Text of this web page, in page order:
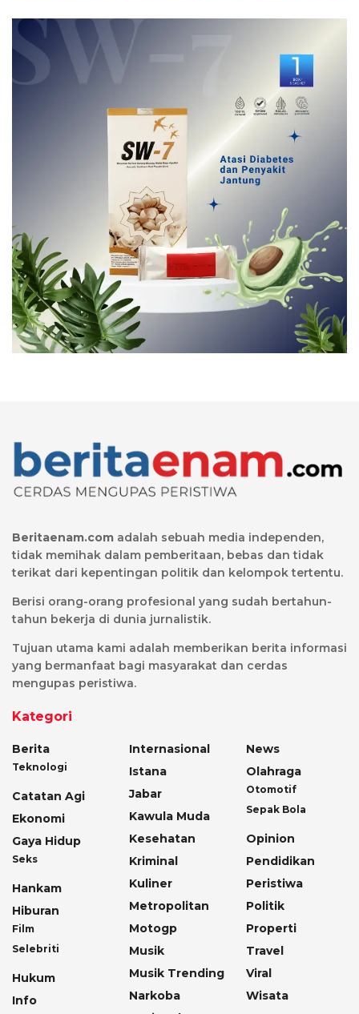
Beritaenam.com adalah sebuah media independen,
tidak memihak dalam pemberitaan, bebas dan tidak
terikat dari kepentingan politik dan kelompok tertentu.
Berisi orang-orang profesional yang sudah bertahun-
tahun bekerja di dunia jurnalistik.
Tujuan utama kami adalah memberikan berita informasi
yang bermanfaat bagi masyarakat dan cerdas
mengupas peristiwa.
Kategori
Berita
Teknologi
Catatan Agi
Ekonomi
Gaya Hidup
Seks
Hankam
Hiburan
Film
Selebriti
Hukum
Info
Internasional
Istana
Jabar
Kawula Muda
Kesehatan
Kriminal
Kuliner
Metropolitan
Motogp
Musik
Musik Trending
Narkoba
News
Olahraga
Otomotif
Sepak Bola
Opinion
Pendidikan
Peristiwa
Politik
Properti
Travel
Viral
Wisata